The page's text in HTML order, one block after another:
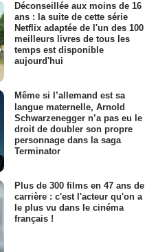
Déconseillée aux moins de 16
ans : la suite de cette série
Netflix adaptée de l'un des 100
meilleurs livres de tous les
temps est disponible
aujourd'hui
Même si l’allemand est sa
langue maternelle, Arnold
Schwarzenegger n’a pas eu le
droit de doubler son propre
personnage dans la saga
Terminator
Plus de 300 films en 47 ans de
carrière : c'est l'acteur qu'on a
le plus vu dans le cinéma
français !